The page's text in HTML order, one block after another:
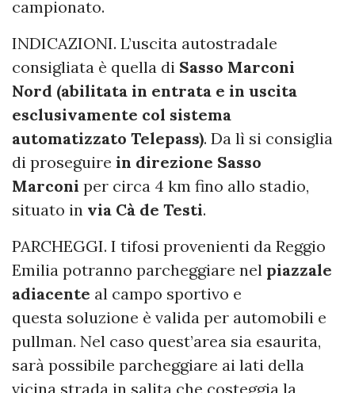
campionato.
INDICAZIONI. L’uscita autostradale
consigliata è quella di Sasso Marconi
Nord (abilitata in entrata e in uscita
esclusivamente col sistema
automatizzato Telepass). Da lì si consiglia
di proseguire in direzione Sasso
Marconi per circa 4 km fino allo stadio,
situato in via Cà de Testi.
PARCHEGGI. I tifosi provenienti da Reggio
Emilia potranno parcheggiare nel piazzale
adiacente al campo sportivo e
questa soluzione è valida per automobili e
pullman. Nel caso quest’area sia esaurita,
sarà possibile parcheggiare ai lati della
vicina strada in salita che costeggia la